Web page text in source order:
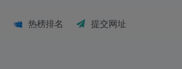
热榜排名 提交网址